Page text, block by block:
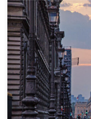
L’immobilier parisien a
2000. Ce qui en fait l’un
dernières décennies.
l’évolution des prix
parisien possède de